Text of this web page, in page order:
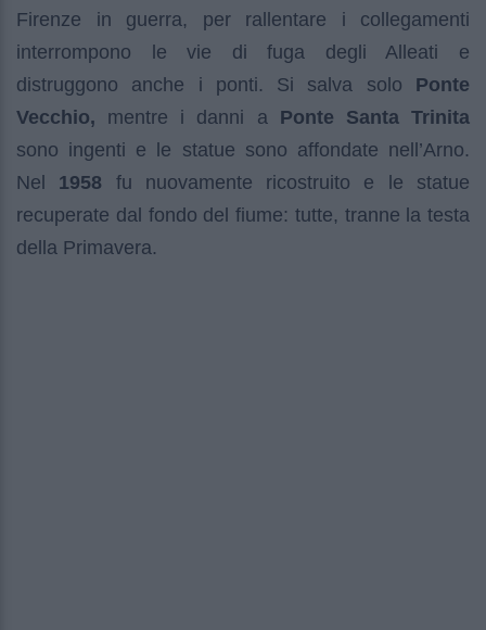
Firenze in guerra, per rallentare i collegamenti
interrompono le vie di fuga degli Alleati e
distruggono anche i ponti. Si salva solo Ponte
Vecchio, mentre i danni a Ponte Santa Trinita
sono ingenti e le statue sono affondate nell’Arno.
Nel 1958 fu nuovamente ricostruito e le statue
recuperate dal fondo del fiume: tutte, tranne la testa
della Primavera.